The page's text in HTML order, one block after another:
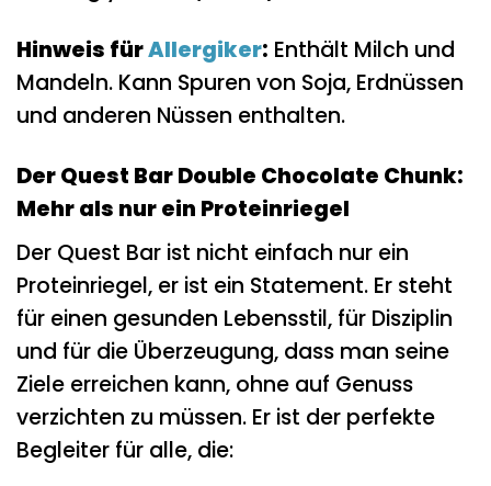
Hinweis fürAllergiker: Enthält Milch und
Mandeln. Kann Spuren von Soja, Erdnüssen
und anderen Nüssen enthalten.
Der Quest Bar Double Chocolate Chunk:
Mehr als nur ein Proteinriegel
Der Quest Bar ist nicht einfach nur ein
Proteinriegel, er ist ein Statement. Er steht
für einen gesunden Lebensstil, für Disziplin
und für die Überzeugung, dass man seine
Ziele erreichen kann, ohne auf Genuss
verzichten zu müssen. Er ist der perfekte
Begleiter für alle, die: